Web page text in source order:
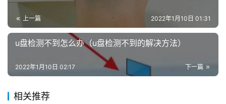
上一篇 2022年1月10日 01:31
u盘检测不到怎么办（u盘检测不到的解决方法）
下一篇
2022年1月10日 02:17
相关推荐